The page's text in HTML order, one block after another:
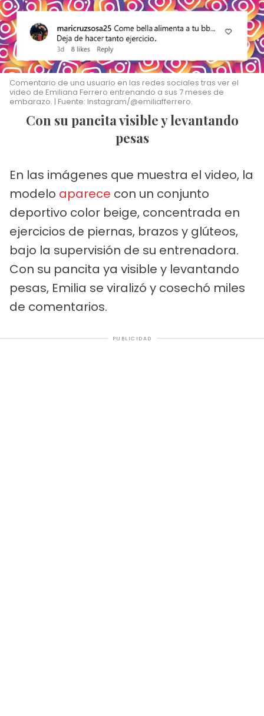
Comentario de una usuario en las redes sociales tras ver el
video de Emiliana Ferrero entrenando a sus 7 meses de
embarazo. | Fuente: Instagram/@emiliafferrero.
Con su pancita visible y levantando
pesas
En las imágenes que muestra el video, la
modelo aparece con un conjunto
deportivo color beige, concentrada en
ejercicios de piernas, brazos y glúteos,
bajo la supervisión de su entrenadora.
Con su pancita ya visible y levantando
pesas, Emilia se viralizó y cosechó miles
de comentarios.
PUBLICIDAD